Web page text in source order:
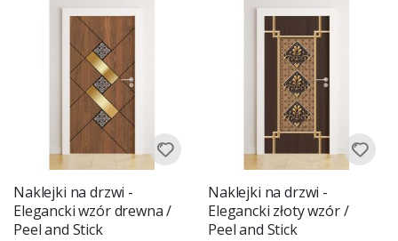
Naklejki na drzwi -
Elegancki wzór drewna /
Peel and Stick
Naklejki na drzwi -
Elegancki złoty wzór /
Peel and Stick